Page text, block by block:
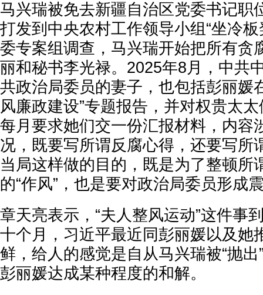
马兴瑞被免去新疆自治区党委书记职
打发到中央农村工作领导小组“坐冷
委专案组调查，马兴瑞开始把所有贪
丽和秘书李光禄。2025年8月，中共
共政治局委员的妻子，也包括彭丽媛
风廉政建设”专题报告，并对权贵太
每月要求她们交一份汇报材料，内容
况，既要写所谓反腐心得，还要写所
当局这样做的目的，既是为了整顿所
的“作风”，也是要对政治局委员形成
章天亮表示，“夫人整风运动”这件事
十个月，习近平最近同彭丽媛以及她
鲜，给人的感觉是自从马兴瑞被“抛
彭丽媛达成某种程度的和解。